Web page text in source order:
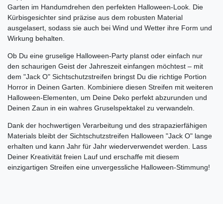
Garten im Handumdrehen den perfekten Halloween-Look. Die
Kürbisgesichter sind präzise aus dem robusten Material
ausgelasert, sodass sie auch bei Wind und Wetter ihre Form und
Wirkung behalten.
Ob Du eine gruselige Halloween-Party planst oder einfach nur
den schaurigen Geist der Jahreszeit einfangen möchtest – mit
dem "Jack O" Sichtschutzstreifen bringst Du die richtige Portion
Horror in Deinen Garten. Kombiniere diesen Streifen mit weiteren
Halloween-Elementen, um Deine Deko perfekt abzurunden und
Deinen Zaun in ein wahres Gruselspektakel zu verwandeln.
Dank der hochwertigen Verarbeitung und des strapazierfähigen
Materials bleibt der Sichtschutzstreifen Halloween "Jack O" lange
erhalten und kann Jahr für Jahr wiederverwendet werden. Lass
Deiner Kreativität freien Lauf und erschaffe mit diesem
einzigartigen Streifen eine unvergessliche Halloween-Stimmung!